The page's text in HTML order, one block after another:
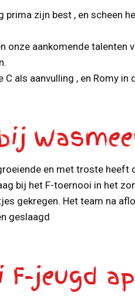
prima zijn best , en scheen
onze aankomende talenten
C als aanvulling , en Romy
en met troste heeft
bij het F-toernooi in het
gekregen. Het team na
geslaagd
F-jeugd